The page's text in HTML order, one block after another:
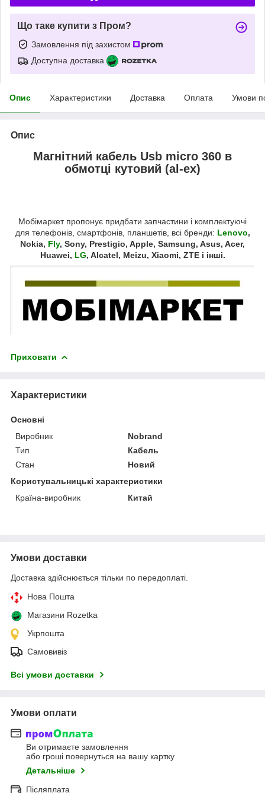
Що таке купити з Пром?
Замовлення під захистом
Доступна доставка
Опис Характеристики Доставка Оплата Умови
Опис
Магнітний кабель Usb micro 360 в
обмотці кутовий (al-ex)
Мобімаркет пропонує придбати запчастини і комплектуючі
для телефонів, смартфонів, планшетів, всі бренди: Lenovo,
Nokia, Fly, Sony, Prestigio, Apple, Samsung, Asus, Acer,
Huawei, LG, Alcatel, Meizu, Xiaomi, ZTE і інші.
Приховати
Характеристики
Основні
Виробник
Nobrand
Тип
Кабель
Стан
Новий
Користувальницькі характеристики
Країна-виробник
Китай
Умови доставки
Доставка здійснюється тільки по передоплаті.
Нова Пошта
Магазини Rozetka
Укрпошта
Самовивіз
Всі умови доставки
Умови оплати
Ви отримаєте замовлення
або гроші повернуться на вашу картку
Детальніше
Післяплата